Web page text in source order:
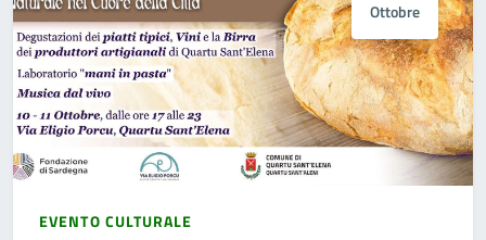
Ottobre
EVENTO CULTURALE